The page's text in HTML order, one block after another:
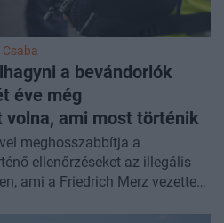
Csaba
a bevándorlók
éve még
ami most történik
meghosszabbítja a
ellenőrzéseket az illegális
ami a Friedrich Merz vezette